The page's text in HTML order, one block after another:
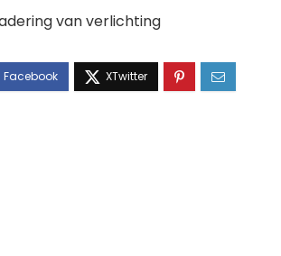
van verlichting